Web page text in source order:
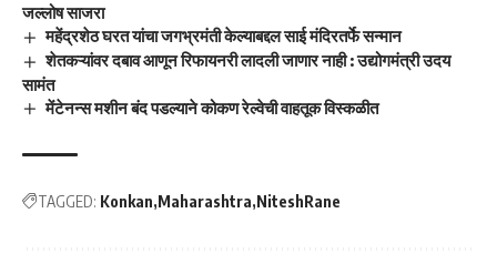
जल्लोष साजरा
महेंद्रशेठ घरत यांचा जगभ्रमंती केल्याबद्दल साई मंदिरतर्फे सन्मान
शेतकऱ्यांवर दबाव आणून रिफायनरी लादली जाणार नाही : उद्योगमंत्री उदय
सामंत
मेंटेनन्स मशीन बंद पडल्याने कोकण रेल्वेची वाहतूक विस्कळीत
TAGGED: Konkan Maharashtra NiteshRane